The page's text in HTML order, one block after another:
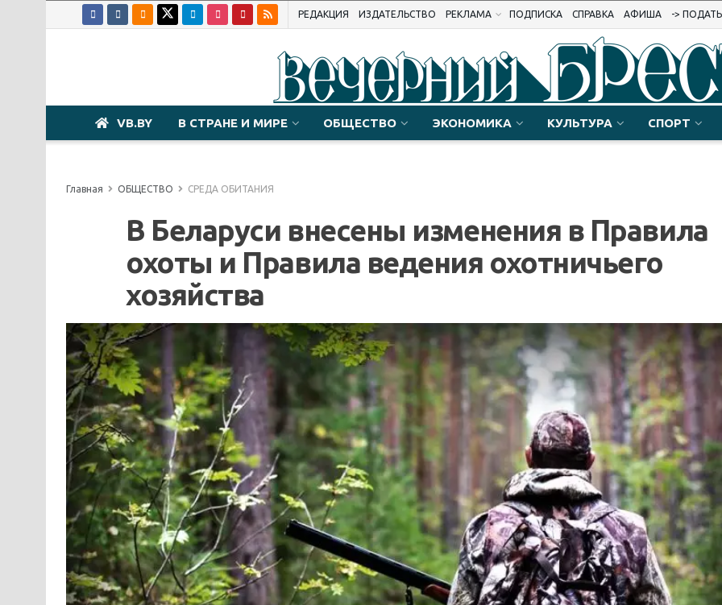
РЕДАКЦИЯ ИЗДАТЕЛЬСТВО РЕКЛАМА ПОДПИСКА СПРАВКА АФИША ->
VB.BY В СТРАНЕ И МИРЕ ОБЩЕСТВО ЭКОНОМИКА КУЛЬТУРА СПОРТ
Главная ОБЩЕСТВО СРЕДА ОБИТАНИЯ
В Беларуси внесены изменения в Правила
охоты и Правила ведения охотничьего
хозяйства